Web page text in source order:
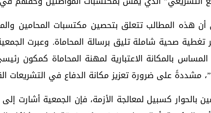
هذه المطالب تتعلق بتحصين مكتسبات المحامين
تغطية صحية شاملة تليق برسالة المحاماة. وعبرت
المساس بالمكانة الاعتبارية لمهنة المحاماة كمكون
مشددةً على ضرورة تعزيز مكانة الدفاع في التشريعات
بالحوار كسبيل لمعالجة الأزمة، فإن الجمعية أشارت